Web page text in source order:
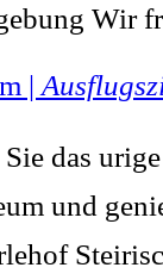
Wir
|
das urige
und